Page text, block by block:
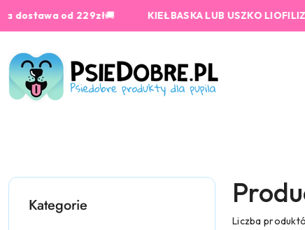
Przejdź do treści głównej
Przejdź do wyszukiwarki
Przejdź do moje konto
Przejdź do menu głównego
Przejdź do stopki
od 229zł🚚KIEŁBASKA LUB USZKO
Kategorie
Liczba